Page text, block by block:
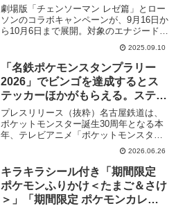
篇」オリジナルステッカーがもら
える。全7種。2025年9月16
日〜。
劇場版「チェンソーマン レゼ篇」とロー
ソンのコラボキャンペーンが、9月16日か
ら10月6日まで展開。対象のエナジードリ
ンクを2点購入すると、ステッカー全7種
から1枚を選択してもらえます。※サイ
ズ：90×260mm※素材：合成紙このほ
か、対象...
2025.09.10
「名鉄ポケモンスタンプラリー
2026」でビンゴを達成するとス
テッカーほかがもらえる。ステッ
カーは全1種。2026年7月18日～9
月23日。
プレスリリース（抜粋）名古屋鉄道は、
ポケットモンスター誕生30周年となる本
年、テレビアニメ「ポケットモンスタ
ー」とタイアップし、「名鉄ポケモンス
タンプラリー2026」を開催します。この
スタンプラリーは、専用のスタンプ台紙
を入手すればどなたで...
2026.06.26
キラキラシール付き「期間限定
ポケモンふりかけ＜たまご＆さけ
＞」「期間限定 ポケモンカレー